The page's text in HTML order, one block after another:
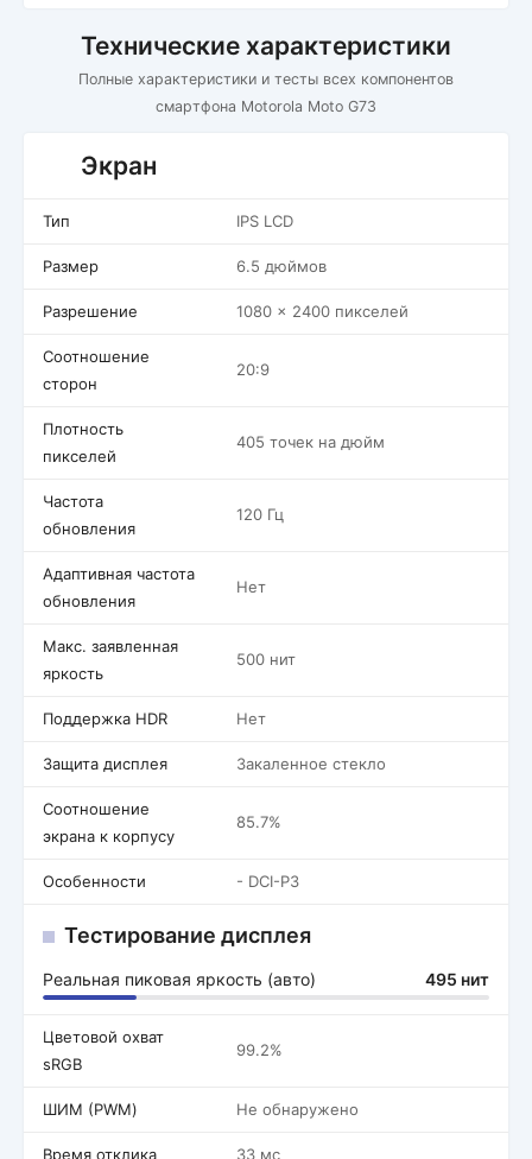
Технические характеристики
Полные характеристики и тесты всех компонентов
смартфона Motorola Moto G73
Экран
Тип IPS LCD
Размер 6.5 дюймов
Разрешение 1080 x 2400 пикселей
Соотношение
сторон
20:9
Плотность
пикселей
405 точек на дюйм
Частота
обновления
120 Гц
Адаптивная частота
обновления
Нет
Макс. заявленная
яркость
500 нит
Поддержка HDR Нет
Защита дисплея Закаленное стекло
Соотношение
экрана к корпусу
85.7%
Особенности - DCI-P3
Тестирование дисплея
Реальная пиковая яркость (авто) 495 нит
Цветовой охват
sRGB
99.2%
ШИМ (PWM) Не обнаружено
Время отклика 33 мс